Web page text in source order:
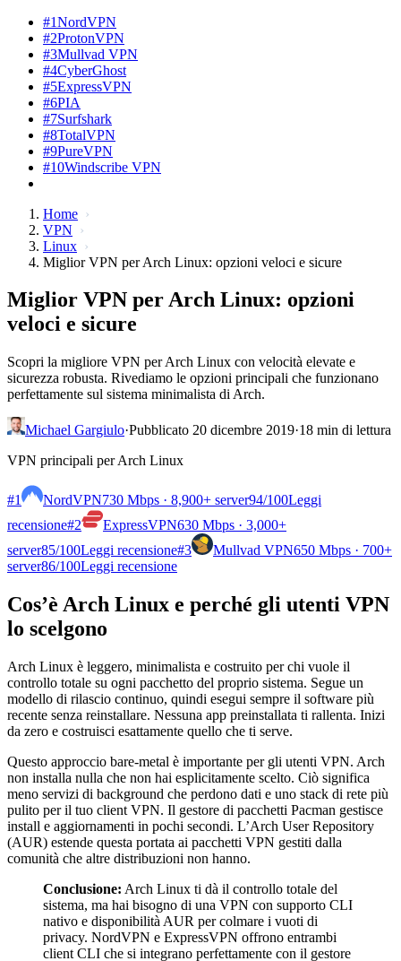
#1NordVPN
#2ProtonVPN
#3Mullvad VPN
#4CyberGhost
#5ExpressVPN
#6PIA
#7Surfshark
#8TotalVPN
#9PureVPN
#10Windscribe VPN
Home
VPN
Linux
Miglior VPN per Arch Linux: opzioni veloci e sicure
Miglior VPN per Arch Linux: opzioni
veloci e sicure
Scopri la migliore VPN per Arch Linux con velocità elevate e
sicurezza robusta. Rivediamo le opzioni principali che funzionano
perfettamente sul sistema minimalista di Arch.
Michael Gargiulo·Pubblicato 20 dicembre 2019·18 min di lettura
VPN principali per Arch Linux
#1 NordVPN730 Mbps · 8,900+ server94/100Leggi
recensione#2 ExpressVPN630 Mbps · 3,000+
server85/100Leggi recensione#3 Mullvad VPN650 Mbps · 700+
server86/100Leggi recensione
Cos’è Arch Linux e perché gli utenti VPN
lo scelgono
Arch Linux è leggero, minimalista e costruito per chi vuole il
controllo totale su ogni pacchetto del proprio sistema. Segue un
modello di rilascio continuo, quindi esegui sempre il software più
recente senza reinstallare. Nessuna app preinstallata ti rallenta. Inizi
da zero e costruisci esattamente quello che ti serve.
Questo approccio bare-metal è importante per gli utenti VPN. Arch
non installa nulla che non hai esplicitamente scelto. Ciò significa
meno servizi di background che perdono dati e uno stack di rete più
pulito per il tuo client VPN. Il gestore di pacchetti Pacman gestisce
install e aggiornamenti in pochi secondi. L’Arch User Repository
(AUR) estende questa portata ai pacchetti VPN gestiti dalla
comunità che altre distribuzioni non hanno.
Conclusione: Arch Linux ti dà il controllo totale del
sistema, ma hai bisogno di una VPN con supporto CLI
nativo e disponibilità AUR per colmare i vuoti di
privacy. NordVPN e ExpressVPN offrono entrambi
client CLI che si integrano perfettamente con il gestore